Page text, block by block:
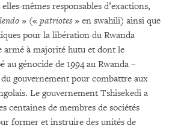
mêmes responsables d’exactions,
» (« patriotes» en swahili) ainsi que
pour la libération du Rwanda
armé à majorité hutu et dont le
au génocide de 1994 au Rwanda –
gouvernement pour combattre aux
Le gouvernement Tshisekedi a
centaines de membres de sociétés
former et instruire des unités de